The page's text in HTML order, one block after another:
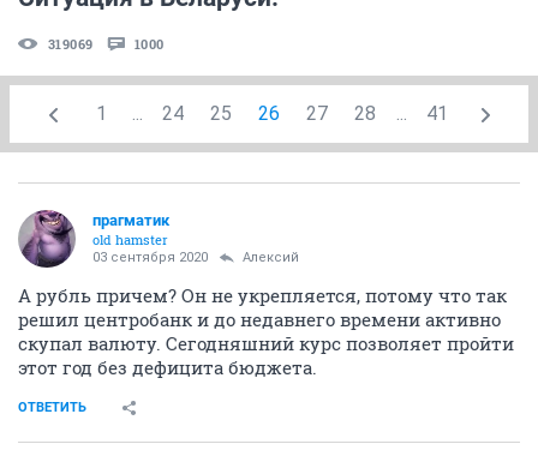
319069 1000
1 ... 24 25 26 27 28 ... 41
прагматик
old hamster
03 сентября 2020 Алексий
А рубль причем? Он не укрепляется, потому что так
решил центробанк и до недавнего времени активно
скупал валюту. Сегодняшний курс позволяет пройти
этот год без дефицита бюджета.
ОТВЕТИТЬ